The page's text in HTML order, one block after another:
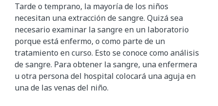
Tarde o temprano, la mayoría de los niños
necesitan una extracción de sangre. Quizá sea
necesario examinar la sangre en un laboratorio
porque está enfermo, o como parte de un
tratamiento en curso. Esto se conoce como análisis
de sangre. Para obtener la sangre, una enfermera
u otra persona del hospital colocará una aguja en
una de las venas del niño.